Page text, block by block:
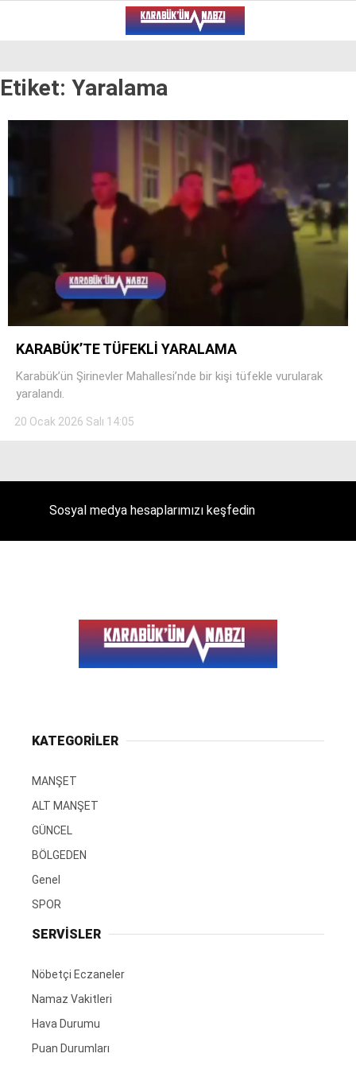
WhatsApp İhbar Hattı
Instagram
20.2
VİDEO
SERVISLER
Etiket: Yaralama
KARABÜK’TE TÜFEKLİ YARALAMA
Karabük’ün Şirinevler Mahallesi’nde bir kişi tüfekle vurularak
yaralandı.
20 Ocak 2026 Salı 14:05
Sosyal medya hesaplarımızı keşfedin
KATEGORİLER
MANŞET
ALT MANŞET
GÜNCEL
BÖLGEDEN
Genel
SPOR
SERVİSLER
Nöbetçi Eczaneler
Namaz Vakitleri
Hava Durumu
Puan Durumları